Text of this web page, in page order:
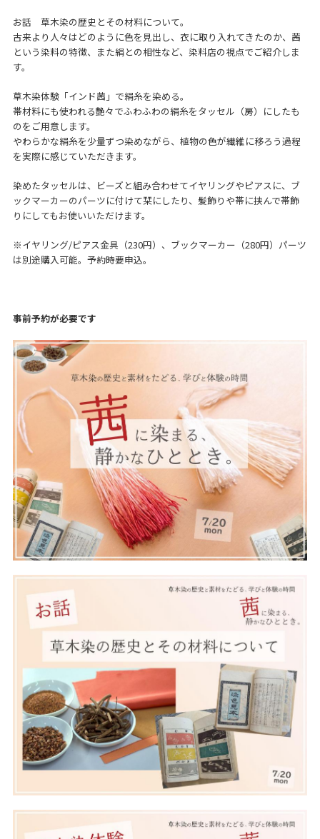
お話 草木染の歴史とその材料について。
古来より人々はどのように色を見出し、衣に取り入れてきたのか、茜
という染料の特徴、また絹との相性など、染料店の視点でご紹介しま
す。
草木染体験「インド茜」で絹糸を染める。
帯材料にも使われる艶々でふわふわの絹糸をタッセル（房）にしたも
のをご用意します。
やわらかな絹糸を少量ずつ染めながら、植物の色が繊維に移ろう過程
を実際に感じていただきます。
染めたタッセルは、ビーズと組み合わせてイヤリングやピアスに、ブ
ックマーカーのパーツに付けて栞にしたり、髪飾りや帯に挟んで帯飾
りにしてもお使いいただけます。
※イヤリング/ピアス金具（230円）、ブックマーカー（280円）パーツ
は別途購入可能。予約時要申込。
事前予約が必要です